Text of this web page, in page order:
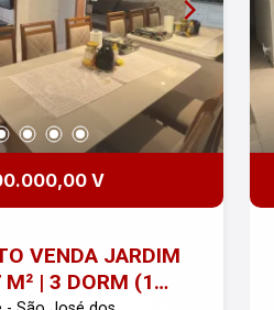
V
VENDA JARDIM
| 3 DORM (1